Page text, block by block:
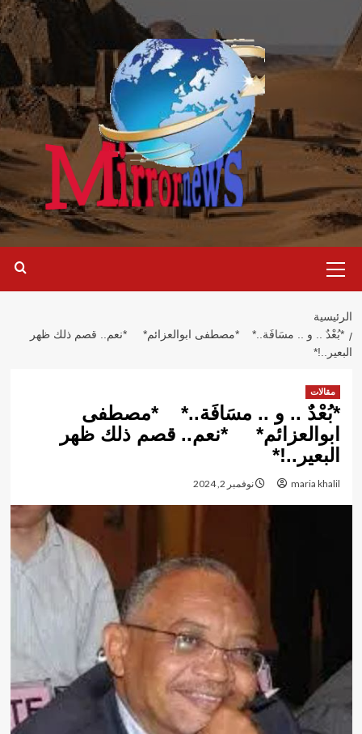
تخطي
إلى
المحتوى
الرئيسية
الرئيسية
*بُعْدٌ .. و .. مسَافَة..* *مصطفى ابوالعزائم* *نعم.. قصم ذلك ظهر
البعير..!*
مقالات
*بُعْدٌ .. و .. مسَافَة..* *مصطفى
ابوالعزائم* *نعم.. قصم ذلك ظهر
البعير..!*
maria khalil نوفمبر 2, 2024